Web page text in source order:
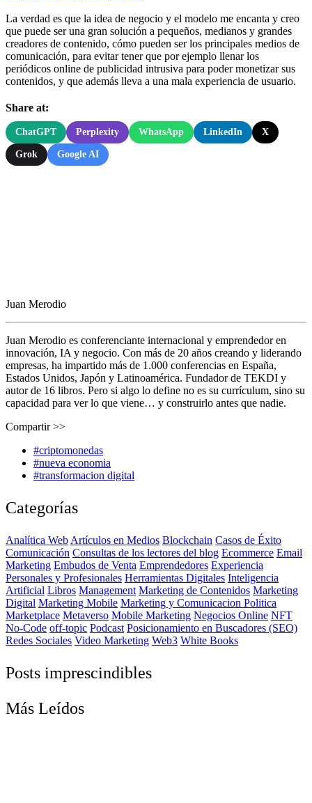
La verdad es que la idea de negocio y el modelo me encanta y creo
que puede ser una gran solución a pequeños, medianos y grandes
creadores de contenido, cómo pueden ser los principales medios de
comunicación, para evitar tener que por ejemplo llenar los
periódicos online de publicidad intrusiva para poder monetizar sus
contenidos, y que además lleva a una mala experiencia de usuario.
Share at:
ChatGPT Perplexity WhatsApp LinkedIn X
Grok Google AI
Juan Merodio
Juan Merodio es conferenciante internacional y emprendedor en
innovación, IA y negocio. Con más de 20 años creando y liderando
empresas, ha impartido más de 1.000 conferencias en España,
Estados Unidos, Japón y Latinoamérica. Fundador de TEKDI y
autor de 16 libros. Pero si algo lo define no es su currículum, sino su
capacidad para ver lo que viene… y construirlo antes que nadie.
Compartir >>
#criptomonedas
#nueva economia
#transformacion digital
Categorías
Analítica Web Artículos en Medios Blockchain Casos de Éxito
Comunicación Consultas de los lectores del blog Ecommerce Email
Marketing Embudos de Venta Emprendedores Experiencia
Personales y Profesionales Herramientas Digitales Inteligencia
Artificial Libros Management Marketing de Contenidos Marketing
Digital Marketing Mobile Marketing y Comunicacion Politica
Marketplace Metaverso Mobile Marketing Negocios Online NFT
No-Code off-topic Podcast Posicionamiento en Buscadores (SEO)
Redes Sociales Video Marketing Web3 White Books
Posts imprescindibles
Más Leídos